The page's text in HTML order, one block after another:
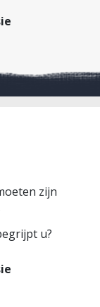
zijn
u?